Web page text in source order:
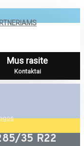
Mus rasite
Kontaktai
35 R22